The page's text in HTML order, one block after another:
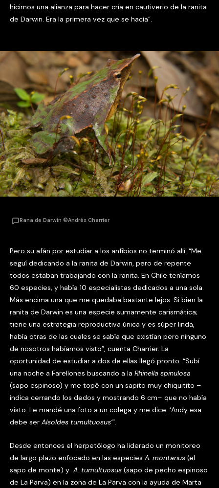
hicimos una alianza para hacer cría en cautiverio de la ranita
de Darwin. Era la primera vez que se hacía”.
Rana de Darwin ©Andrés Charrier
Pero su afán por estudiar a los anfibios no terminó allí. “Me
seguí dedicando a la ranita de Darwin, pero de repente
todos estaban trabajando con la ranita. En Chile teníamos
60 especies, y había 10 especialistas dedicados a una sola.
Más encima una que me quedaba bastante lejos. Si bien la
ranita de Darwin es una especie sumamente carismática;
tiene una estrategia reproductiva única y es súper linda,
había otras de las cuales se sabía que existían pero ninguno
de nosotros habíamos visto”, cuenta Charrier. La
oportunidad de estudiar a dos de ellas llegó pronto. “Subí
una noche a Farellones buscando a la Rhinella spinulosa
(sapo espinoso) y me topé con un sapito muy chiquitito –
indica cerrando los dedos y mostrando 6 cm– que no había
visto. Le mandé una foto a un colega y me dice: ‘Andy esa
debe ser Alsoldes tumultuosus’”.
Desde entonces el herpetólogo ha liderado un monitoreo
de largo plazo enfocado en las especies A. montanus (el
sapo de monte) y A. tumultuosus (sapo de pecho espinoso
de La Parva) en la zona de La Parva con la ayuda de Marta